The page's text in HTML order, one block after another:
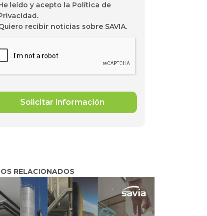
leído y acepto la Política de
recibir noticias sobre SAVIA.
RELACIONADOS